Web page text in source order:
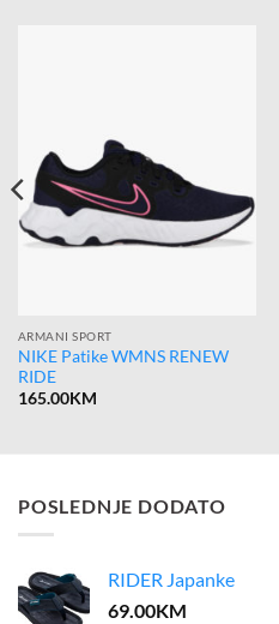
ARMANI SPORT
NIKE Patike WMNS RENEW
RIDE
165.00KM
POSLEDNJE DODATO
RIDER Japanke
69.00KM